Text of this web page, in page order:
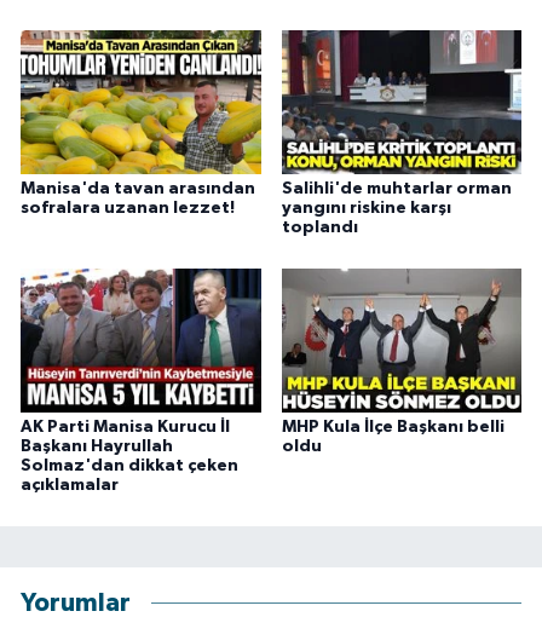
Manisa'da tavan arasından
sofralara uzanan lezzet!
Salihli'de muhtarlar orman
yangını riskine karşı
toplandı
AK Parti Manisa Kurucu İl
Başkanı Hayrullah
Solmaz'dan dikkat çeken
açıklamalar
MHP Kula İlçe Başkanı belli
oldu
Yorumlar